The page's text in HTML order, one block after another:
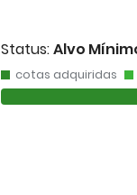
Status:Alvo
cotas adquiridas